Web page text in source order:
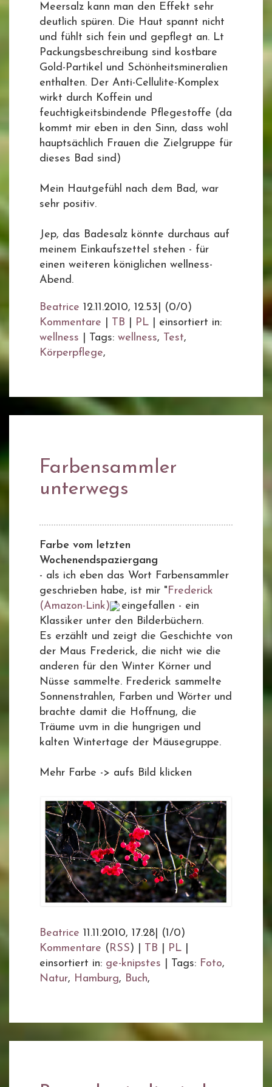
Meersalz kann man den Effekt sehr
deutlich spüren. Die Haut spannt nicht
und fühlt sich fein und gepflegt an. Lt
Packungsbeschreibung sind kostbare
Gold-Partikel und Schönheitsmineralien
enthalten. Der Anti-Cellulite-Komplex
wirkt durch Koffein und
feuchtigkeitsbindende Pflegestoffe (da
kommt mir eben in den Sinn, dass wohl
hauptsächlich Frauen die Zielgruppe für
dieses Bad sind)
Mein Hautgefühl nach dem Bad, war
sehr positiv.
Jep, das Badesalz könnte durchaus auf
meinem Einkaufszettel stehen - für
einen weiteren königlichen wellness-
Abend.
Beatrice 12.11.2010, 12.53
(0/0)
Kommentare
TB PL
einsortiert in:
wellness
Tags: wellness, Test,
Körperpflege,
Farbensammler
unterwegs
Farbe vom letzten
Wochenendspaziergang
- als ich eben das Wort Farbensammler
geschrieben habe, ist mir " Frederick
(Amazon-Link)" eingefallen - ein
Klassiker unter den Bilderbüchern.
Es erzählt und zeigt die Geschichte von
der Maus Frederick, die nicht wie die
anderen für den Winter Körner und
Nüsse sammelte. Frederick sammelte
Sonnenstrahlen, Farben und Wörter und
brachte damit die Hoffnung, die
Träume uvm in die hungrigen und
kalten Wintertage der Mäusegruppe.
Mehr Farbe -> aufs Bild klicken
Beatrice 11.11.2010, 17.28
(1/0)
Kommentare ( RSS) | TB PL
einsortiert in: ge-knipstes Tags: Foto,
Natur, Hamburg, Buch,